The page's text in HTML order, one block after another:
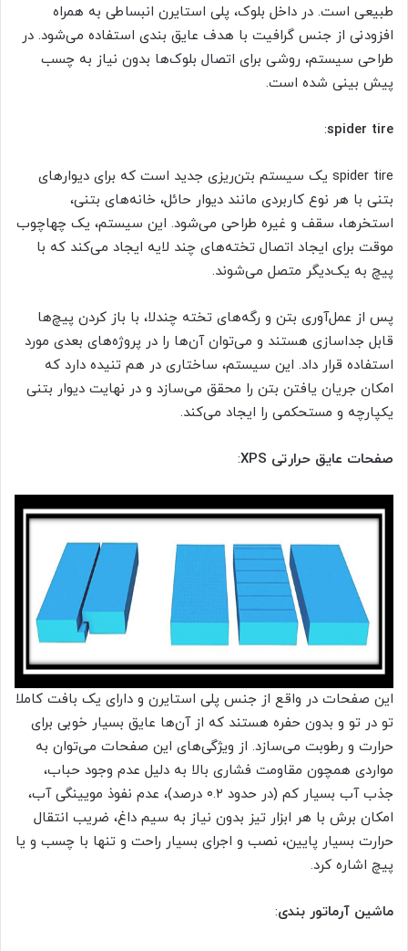
طبیعی است. در داخل بلوک، پلی استایرن انبساطی به همراه
افزودنی از جنس گرافیت با هدف عایق بندی استفاده می‌شود. در
طراحی سیستم، روشی برای اتصال بلوک‌ها بدون نیاز به چسب
پیش بینی شده است.
spider tire
:
spider tire یک سیستم بتن‌ریزی جدید است که برای دیوارهای
بتنی با هر نوع کاربردی مانند دیوار حائل، خانه‌های بتنی،
استخرها، سقف و غیره طراحی می‌شود. این سیستم، یک چهاچوب
موقت برای ایجاد اتصال تخته‌های چند لایه ایجاد می‌کند که با
پیچ به یک‌دیگر متصل می‌شوند.
پس از عمل‌آوری بتن و رگه‌های تخته چندلا، با باز کردن پیچ‌ها
قابل جداسازی هستند و می‌توان آن‌ها را در پروژه‌های بعدی مورد
استفاده قرار داد. این سیستم، ساختاری در هم تنیده دارد که
امکان جریان یافتن بتن را محقق می‌سازد و در نهایت دیوار بتنی
یکپارچه و مستحکمی را ایجاد می‌کند.
صفحات عایق حرارتی XPS :
این صفحات در واقع از جنس پلی استایرن و دارای یک بافت کاملا
تو در تو و بدون حفره هستند که از آن‌ها عایق بسیار خوبی برای
حرارت و رطوبت می‌سازد. از ویژگی‌های این صفحات می‌‌توان به
مواردی همچون مقاومت فشاری بالا به دلیل عدم وجود حباب،
جذب آب بسیار کم (در حدود ۰.۲ درصد)، عدم نفوذ مویینگی آب،
امکان برش با هر ابزار تیز بدون نیاز به سیم داغ، ضریب انتقال
حرارت بسیار پایین، نصب و اجرای بسیار راحت و تنها با چسب و یا
پیچ اشاره کرد.
ماشین آرماتور بندی: